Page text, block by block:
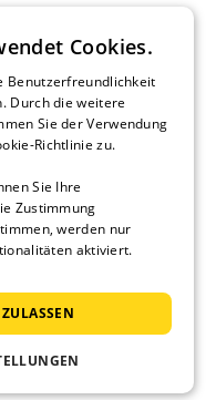
Rechte
Cookies.
Benutzerfreundlichkeit
Durch die weitere
Sie der Verwendung
Richtlinie zu.
Sie Ihre
Zustimmung
werden nur
aktiviert.